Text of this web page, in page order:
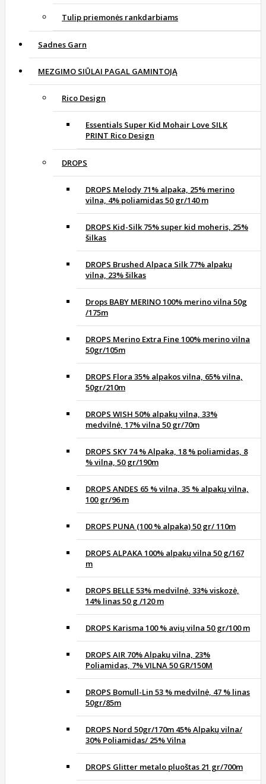
Tulip priemonės rankdarbiams
Sadnes Garn
MEZGIMO SIŪLAI PAGAL GAMINTOJĄ
Rico Design
Essentials Super Kid Mohair Love SILK
PRINT Rico Design
DROPS
DROPS Melody 71% alpaka, 25% merino
vilna, 4% poliamidas 50 gr/140 m
DROPS Kid-Silk 75% super kid moheris, 25%
šilkas
DROPS Brushed Alpaca Silk 77% alpakų
vilna, 23% šilkas
Drops BABY MERINO 100% merino vilna 50g
/175m
DROPS Merino Extra Fine 100% merino vilna
50gr/105m
DROPS Flora 35% alpakos vilna, 65% vilna,
50gr/210m
DROPS WISH 50% alpakų vilna, 33%
medvilnė, 17% vilna 50 gr/70m
DROPS SKY 74 % Alpaka, 18 % poliamidas, 8
% vilna, 50 gr/190m
DROPS ANDES 65 % vilna, 35 % alpakų vilna,
100 gr/96 m
DROPS PUNA (100 % alpaka) 50 gr/ 110m
DROPS ALPAKA 100% alpakų vilna 50 g/167
m
DROPS BELLE 53% medvilnė, 33% viskozė,
14% linas 50 g /120 m
DROPS Karisma 100 % avių vilna 50 gr/100 m
DROPS AIR 70% Alpakų vilna, 23%
Poliamidas, 7% VILNA 50 GR/150M
DROPS Bomull-Lin 53 % medvilnė, 47 % linas
50gr/85m
DROPS Nord 50gr/170m 45% Alpakų vilna/
30% Poliamidas/ 25% Vilna
DROPS Glitter metalo pluoštas 21 gr/700m